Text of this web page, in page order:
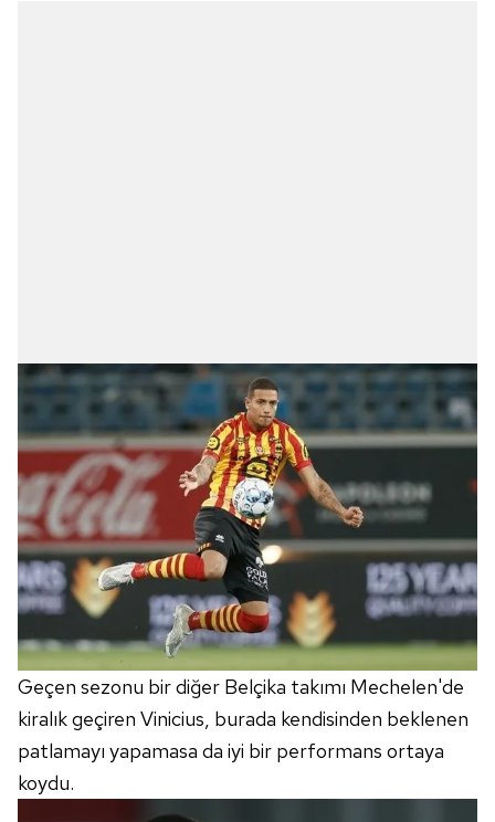
Geçen sezonu bir diğer Belçika takımı Mechelen'de
kiralık geçiren Vinicius, burada kendisinden beklenen
patlamayı yapamasa da iyi bir performans ortaya
koydu.